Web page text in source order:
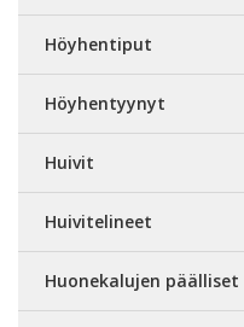
Höyhentiput
Höyhentyynyt
Huivit
Huivitelineet
Huonekalujen päälliset